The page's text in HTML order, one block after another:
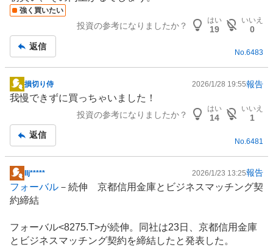
示
板
強く買いたい
投資の参考になりましたか？
はい
19
いいえ
0
返信
No.6483
掲
示
事
損切り侍 2026/1/28 19:55報告
我慢できずに買っちゃいました！
投資の参考になりましたか？
はい
14
いいえ
1
返信
No. 6481
掲
示
板
事
​lIj***** 2026/1/23 13:25報告
フォーバル －続伸 京都信用金庫とビジネスマッチング契
約締結
フォーバル<8275.T>が続伸。同社は23日、京都信用金庫
とビジネスマッチング契約を締結したと発表した。